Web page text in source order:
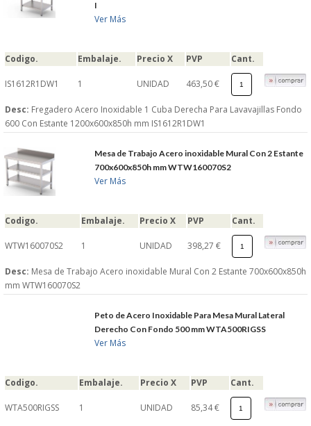
I
Ver Más
Codigo. Embalaje. Precio X PVP Cant.
IS1612R1DW1 1 UNIDAD 463,50 €
Desc: Fregadero Acero Inoxidable 1 Cuba Derecha Para Lavavajillas Fondo
600 Con Estante 1200x600x850h mm IS1612R1DW1
Mesa de Trabajo Acero inoxidable Mural Con 2 Estante
700x600x850h mm WTW160070S2
Ver Más
Codigo. Embalaje. Precio X PVP Cant.
WTW160070S2 1 UNIDAD 398,27 €
Desc: Mesa de Trabajo Acero inoxidable Mural Con 2 Estante 700x600x850h
mm WTW160070S2
Peto de Acero Inoxidable Para Mesa Mural Lateral
Derecho Con Fondo 500 mm WTA500RIGSS
Ver Más
Codigo. Embalaje. Precio X PVP Cant.
WTA500RIGSS 1 UNIDAD 85,34 €